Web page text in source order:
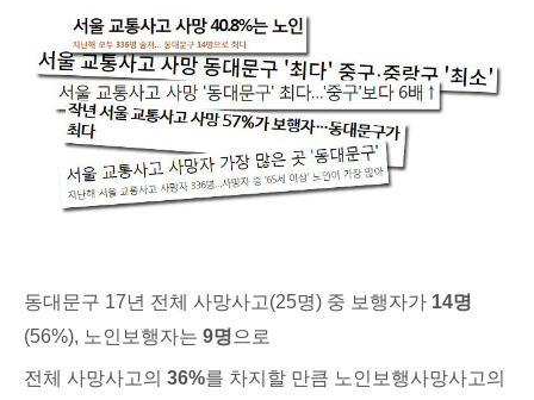
동대문구 17년 전체 사망사고(25명) 중 보행자가 14명
(56%), 노인보행자는 9명 으로
전체 사망사고의 36%를 차지할 만큼 노인보행사망사고의